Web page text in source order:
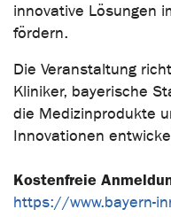
innovative Lösungen
fördern.
Die Veranstaltung
Kliniker, bayerische
die Medizinprodukte
Innovationen
Kostenfreie
https://www.bayern-